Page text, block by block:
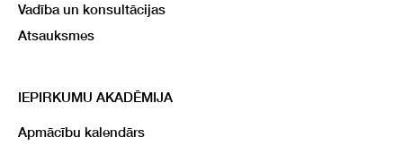
Vadība un konsultācijas
Atsauksmes
IEPIRKUMU AKADĒMIJA
Apmācību kalendārs